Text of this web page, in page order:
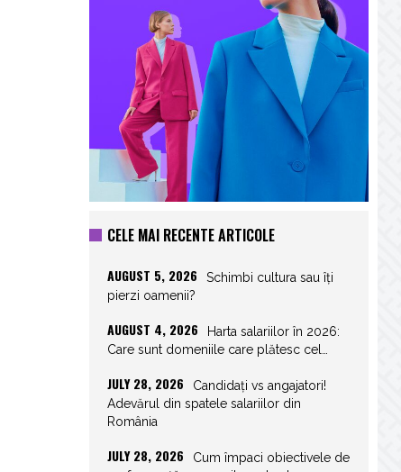
CELE MAI RECENTE ARTICOLE
AUGUST 5, 2026
Schimbi cultura sau îți
pierzi oamenii?
AUGUST 4, 2026
Harta salariilor în 2026:
Care sunt domeniile care plătesc cel…
JULY 28, 2026
Candidați vs angajatori!
Adevărul din spatele salariilor din
România
JULY 28, 2026
Cum împaci obiectivele de